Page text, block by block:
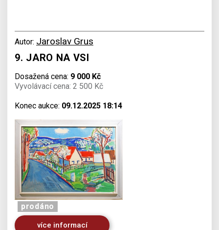
Autor: Jaroslav Grus
9. JARO NA VSI
Dosažená cena: 9 000 Kč
Vyvolávací cena: 2 500 Kč
Konec aukce: 09.12.2025 18:14
prodáno
více informací